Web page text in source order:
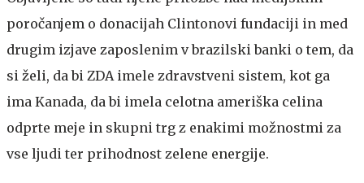
poročanjem o donacijah Clintonovi fundaciji in med
drugim izjave zaposlenim v brazilski banki o tem, da
si želi, da bi ZDA imele zdravstveni sistem, kot ga
ima Kanada, da bi imela celotna ameriška celina
odprte meje in skupni trg z enakimi možnostmi za
vse ljudi ter prihodnost zelene energije.